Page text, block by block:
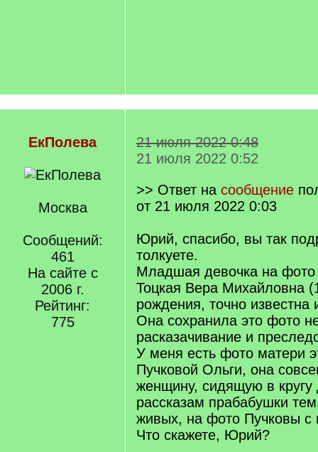
ЕкПолева
Москва
Сообщений:
461
На сайте с
2006 г.
Рейтинг:
775
21 июля 2022 0:48
21 июля 2022 0:52
>> Ответ на сообщение
от 21 июля 2022 0:03
Юрий, спасибо, вы так
толкуете.
Младшая девочка на
Тоцкая Вера Михайловна
рождения, точно известна
Она сохранила это фото
расказачивание и
У меня есть фото матери
Пучковой Ольги, она
женщину, сидящую в кругу
рассказам прабабушки
живых, на фото Пучковы с
Что скажете, Юрий?